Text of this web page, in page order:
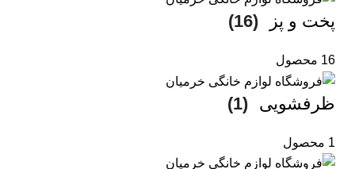
پخت و پز (16)
16 محصول
ظرفشویی (1)
1 محصول